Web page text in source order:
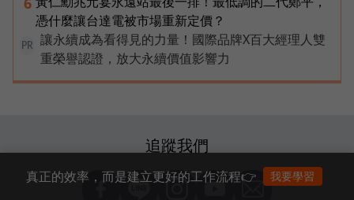
憑什麼讓台達電被市場重新定價？
PR
讓永續成為看得見的力量！國際品牌X百大經理人雙
重榮譽認證，放大永續價值影響力
追蹤我們
真正的效率，而是建立更好的工作流程👉 我要學習